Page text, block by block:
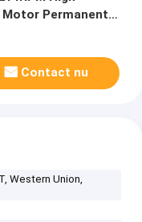
Motor Permanente
Contact nu
Western Union,